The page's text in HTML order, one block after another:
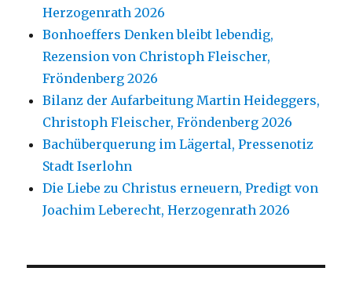
Herzogenrath 2026
Bonhoeffers Denken bleibt lebendig,
Rezension von Christoph Fleischer,
Fröndenberg 2026
Bilanz der Aufarbeitung Martin Heideggers,
Christoph Fleischer, Fröndenberg 2026
Bachüberquerung im Lägertal, Pressenotiz
Stadt Iserlohn
Die Liebe zu Christus erneuern, Predigt von
Joachim Leberecht, Herzogenrath 2026